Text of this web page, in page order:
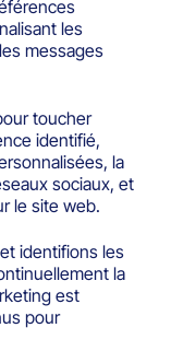
les
messages
toucher
identifié,
la
sociaux, et
le site web.
identifions les
la
est
pour